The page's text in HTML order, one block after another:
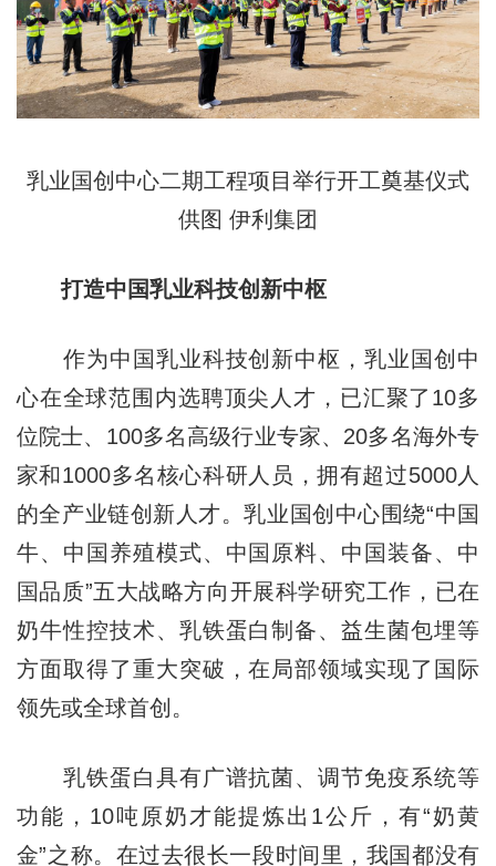
乳业国创中心二期工程项目举行开工奠基仪式
供图 伊利集团
打造中国乳业科技创新中枢
作为中国乳业科技创新中枢，乳业国创中
心在全球范围内选聘顶尖人才，已汇聚了10多
位院士、100多名高级行业专家、20多名海外专
家和1000多名核心科研人员，拥有超过5000人
的全产业链创新人才。乳业国创中心围绕“中国
牛、中国养殖模式、中国原料、中国装备、中
国品质”五大战略方向开展科学研究工作，已在
奶牛性控技术、乳铁蛋白制备、益生菌包埋等
方面取得了重大突破，在局部领域实现了国际
领先或全球首创。
乳铁蛋白具有广谱抗菌、调节免疫系统等
功能，10吨原奶才能提炼出1公斤，有“奶黄
金”之称。在过去很长一段时间里，我国都没有